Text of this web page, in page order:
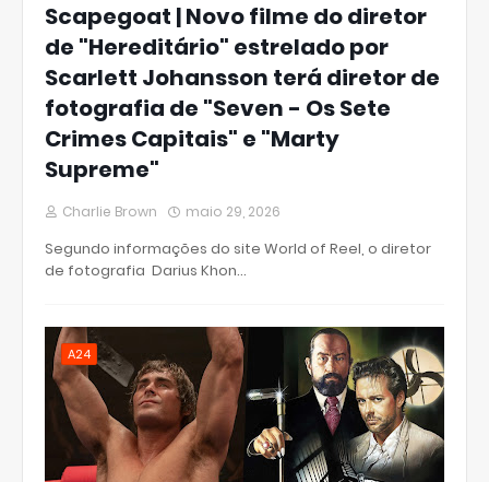
Scapegoat | Novo filme do diretor
de "Hereditário" estrelado por
Scarlett Johansson terá diretor de
fotografia de "Seven - Os Sete
Crimes Capitais" e "Marty
Supreme"
Charlie Brown maio 29, 2026
Segundo informações do site World of Reel, o diretor
de fotografia Darius Khon…
A24